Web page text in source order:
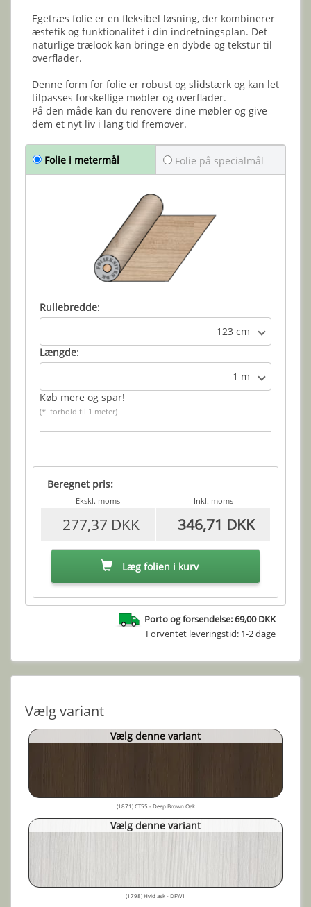
Egetræs folie er en fleksibel løsning, der kombinerer
æstetik og funktionalitet i din indretningsplan. Det
naturlige trælook kan bringe en dybde og tekstur til
overflader.
Denne form for folie er robust og slidstærk og kan let
tilpasses forskellige møbler og overflader.
På den måde kan du renovere dine møbler og give
dem et nyt liv i lang tid fremover.
Folie i metermål Folie på specialmål
Rullebredde:
123 cm
Længde:
1 m
Køb mere og spar!
(*I forhold til 1 meter)
Beregnet pris:
Ekskl. moms Inkl. moms
277,37 DKK 346,71 DKK
Læg folien i kurv
Porto og forsendelse: 69,00 DKK
Forventet leveringstid: 1-2 dage
Vælg variant
Vælg denne variant
(1871) CT55 - Deep Brown Oak
Vælg denne variant
(1798) Hvid ask - DFW1